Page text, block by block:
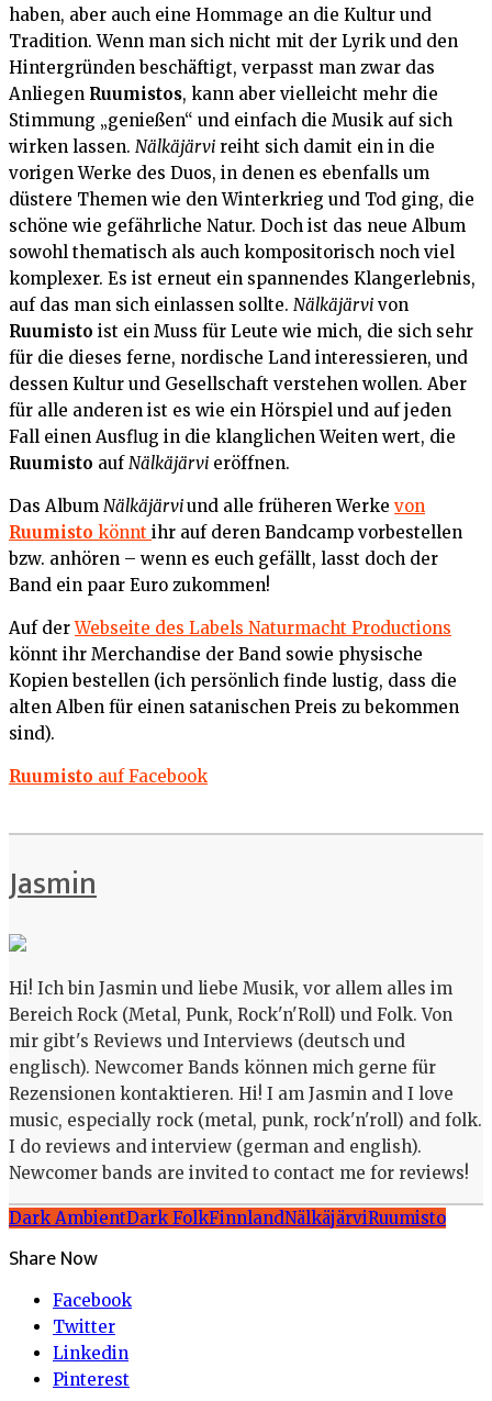
haben, aber auch eine Hommage an die Kultur und
Tradition. Wenn man sich nicht mit der Lyrik und den
Hintergründen beschäftigt, verpasst man zwar das
Anliegen Ruumistos, kann aber vielleicht mehr die
Stimmung „genießen“ und einfach die Musik auf sich
wirken lassen. Nälkäjärvi reiht sich damit ein in die
vorigen Werke des Duos, in denen es ebenfalls um
düstere Themen wie den Winterkrieg und Tod ging, die
schöne wie gefährliche Natur. Doch ist das neue Album
sowohl thematisch als auch kompositorisch noch viel
komplexer. Es ist erneut ein spannendes Klangerlebnis,
auf das man sich einlassen sollte. Nälkäjärvi von
Ruumisto ist ein Muss für Leute wie mich, die sich sehr
für die dieses ferne, nordische Land interessieren, und
dessen Kultur und Gesellschaft verstehen wollen. Aber
für alle anderen ist es wie ein Hörspiel und auf jeden
Fall einen Ausflug in die klanglichen Weiten wert, die
Ruumisto aufNälkäjärvi eröffnen.
Das Album Nälkäjärviund alle früheren Werke von
Ruumisto könnt ihr auf deren Bandcamp vorbestellen
bzw. anhören – wenn es euch gefällt, lasst doch der
Band ein paar Euro zukommen!
Auf derWebseite des Labels Naturmacht Productions
könnt ihr Merchandise der Band sowie physische
Kopien bestellen (ich persönlich finde lustig, dass die
alten Alben für einen satanischen Preis zu bekommen
sind).
Ruumisto auf Facebook
Jasmin
Hi! Ich bin Jasmin und liebe Musik, vor allem alles im
Bereich Rock (Metal, Punk, Rock'n'Roll) und Folk. Von
mir gibt's Reviews und Interviews (deutsch und
englisch). Newcomer Bands können mich gerne für
Rezensionen kontaktieren. Hi! I am Jasmin and I love
music, especially rock (metal, punk, rock'n'roll) and folk.
I do reviews and interview (german and english).
Newcomer bands are invited to contact me for reviews!
Dark AmbientDark FolkFinnlandNälkäjärviRuumisto
Share Now
Facebook
Twitter
Linkedin
Pinterest